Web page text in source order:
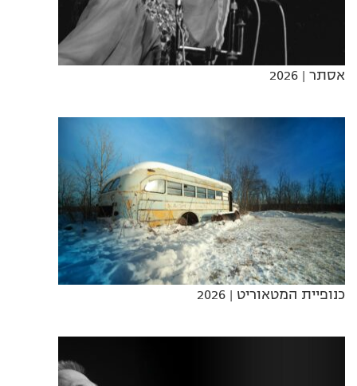
אסתר | 2026
כנופיית המטאוריט | 2026